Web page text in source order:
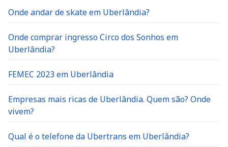
Onde andar de skate em Uberlândia?
Onde comprar ingresso Circo dos Sonhos em
Uberlândia?
FEMEC 2023 em Uberlândia
Empresas mais ricas de Uberlândia. Quem são? Onde
vivem?
Qual é o telefone da Ubertrans em Uberlândia?